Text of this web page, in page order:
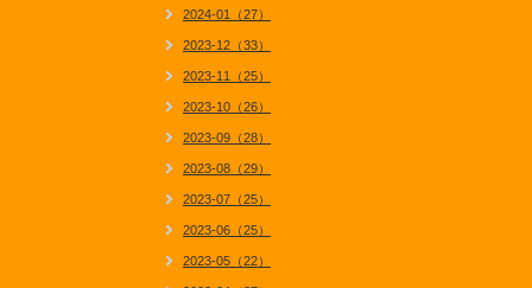
2024-01（27）
2023-12（33）
2023-11（25）
2023-10（26）
2023-09（28）
2023-08（29）
2023-07（25）
2023-06（25）
2023-05（22）